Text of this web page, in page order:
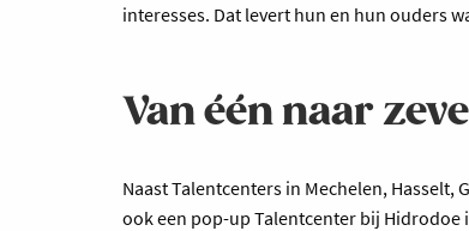
interesses. Dat levert hun en hun ouders
Van één naar
Naast Talentcenters in Mechelen,
ook een pop-up Talentcenter bij Hidrodoe